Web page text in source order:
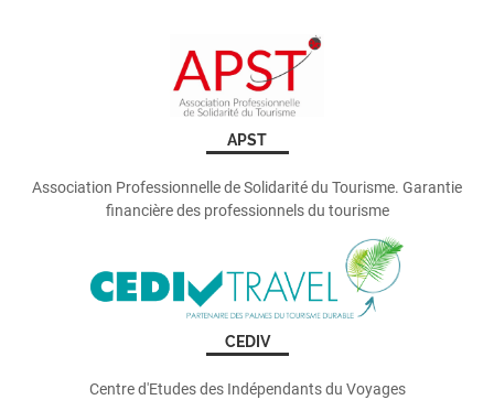
APST
Association Professionnelle de Solidarité du Tourisme. Garantie
financière des professionnels du tourisme
CEDIV
Centre d'Etudes des Indépendants du Voyages